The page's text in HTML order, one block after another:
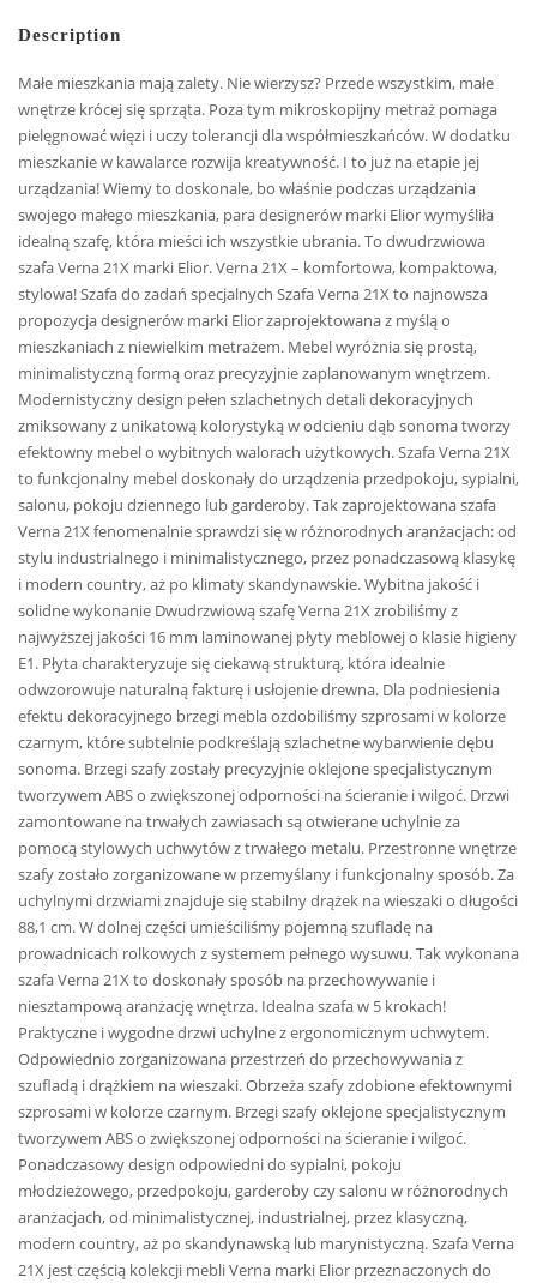
Description
Małe mieszkania mają zalety. Nie wierzysz? Przede wszystkim, małe
wnętrze krócej się sprząta. Poza tym mikroskopijny metraż pomaga
pielęgnować więzi i uczy tolerancji dla współmieszkańców. W dodatku
mieszkanie w kawalarce rozwija kreatywność. I to już na etapie jej
urządzania! Wiemy to doskonale, bo właśnie podczas urządzania
swojego małego mieszkania, para designerów marki Elior wymyśliła
idealną szafę, która mieści ich wszystkie ubrania. To dwudrzwiowa
szafa Verna 21X marki Elior. Verna 21X – komfortowa, kompaktowa,
stylowa! Szafa do zadań specjalnych Szafa Verna 21X to najnowsza
propozycja designerów marki Elior zaprojektowana z myślą o
mieszkaniach z niewielkim metrażem. Mebel wyróżnia się prostą,
minimalistyczną formą oraz precyzyjnie zaplanowanym wnętrzem.
Modernistyczny design pełen szlachetnych detali dekoracyjnych
zmiksowany z unikatową kolorystyką w odcieniu dąb sonoma tworzy
efektowny mebel o wybitnych walorach użytkowych. Szafa Verna 21X
to funkcjonalny mebel doskonały do urządzenia przedpokoju, sypialni,
salonu, pokoju dziennego lub garderoby. Tak zaprojektowana szafa
Verna 21X fenomenalnie sprawdzi się w różnorodnych aranżacjach: od
stylu industrialnego i minimalistycznego, przez ponadczasową klasykę
i modern country, aż po klimaty skandynawskie. Wybitna jakość i
solidne wykonanie Dwudrzwiową szafę Verna 21X zrobiliśmy z
najwyższej jakości 16 mm laminowanej płyty meblowej o klasie higieny
E1. Płyta charakteryzuje się ciekawą strukturą, która idealnie
odwzorowuje naturalną fakturę i usłojenie drewna. Dla podniesienia
efektu dekoracyjnego brzegi mebla ozdobiliśmy szprosami w kolorze
czarnym, które subtelnie podkreślają szlachetne wybarwienie dębu
sonoma. Brzegi szafy zostały precyzyjnie oklejone specjalistycznym
tworzywem ABS o zwiększonej odporności na ścieranie i wilgoć. Drzwi
zamontowane na trwałych zawiasach są otwierane uchylnie za
pomocą stylowych uchwytów z trwałego metalu. Przestronne wnętrze
szafy zostało zorganizowane w przemyślany i funkcjonalny sposób. Za
uchylnymi drzwiami znajduje się stabilny drążek na wieszaki o długości
88,1 cm. W dolnej części umieściliśmy pojemną szufladę na
prowadnicach rolkowych z systemem pełnego wysuwu. Tak wykonana
szafa Verna 21X to doskonały sposób na przechowywanie i
niesztampową aranżację wnętrza. Idealna szafa w 5 krokach!
Praktyczne i wygodne drzwi uchylne z ergonomicznym uchwytem.
Odpowiednio zorganizowana przestrzeń do przechowywania z
szufladą i drążkiem na wieszaki. Obrzeża szafy zdobione efektownymi
szprosami w kolorze czarnym. Brzegi szafy oklejone specjalistycznym
tworzywem ABS o zwiększonej odporności na ścieranie i wilgoć.
Ponadczasowy design odpowiedni do sypialni, pokoju
młodzieżowego, przedpokoju, garderoby czy salonu w różnorodnych
aranżacjach, od minimalistycznej, industrialnej, przez klasyczną,
modern country, aż po skandynawską lub marynistyczną. Szafa Verna
21X jest częścią kolekcji mebli Verna marki Elior przeznaczonych do